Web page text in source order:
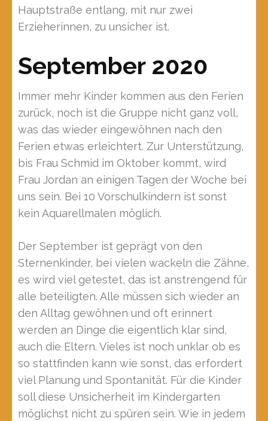
Hauptstraße entlang, mit nur zwei
Erzieherinnen, zu unsicher ist.
September 2020
Immer mehr Kinder kommen aus den Ferien
zurück, noch ist die Gruppe nicht ganz voll,
was das wieder eingewöhnen nach den
Ferien etwas erleichtert. Zur Unterstützung,
bis Frau Schmid im Oktober kommt, wird
Frau Jordan an einigen Tagen der Woche bei
uns sein. Bei 10 Vorschulkindern ist sonst
kein Aquarellmalen möglich.
Der September ist geprägt von den
Sternenkinder, bei vielen wackeln die Zähne,
es wird viel getestet, das ist anstrengend für
alle beteiligten. Alle müssen sich wieder an
den Alltag gewöhnen und oft erinnert
werden an Dinge die eigentlich klar sind,
auch die Eltern. Vieles ist noch unklar ob es
so stattfinden kann wie sonst, das erfordert
viel Planung und Spontanität. Für die Kinder
soll diese Unsicherheit im Kindergarten
möglichst nicht zu spüren sein. Wie in jedem